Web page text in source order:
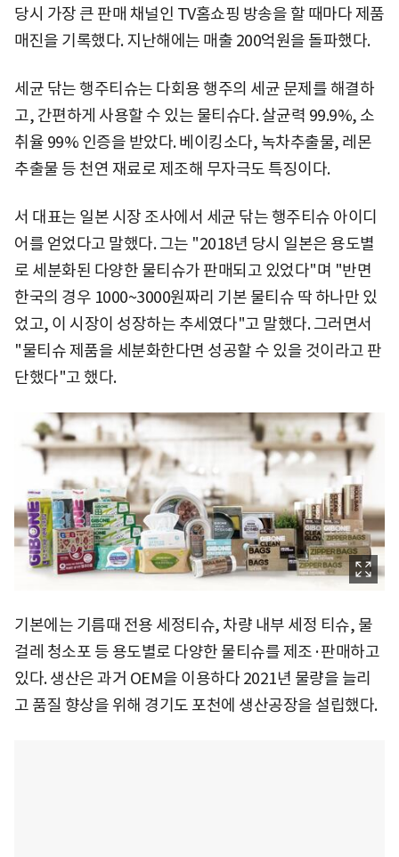
당시 가장 큰 판매 채널인 TV홈쇼핑 방송을 할 때마다 제품
매진을 기록했다. 지난해에는 매출 200억원을 돌파했다.
세균 닦는 행주티슈는 다회용 행주의 세균 문제를 해결하
고, 간편하게 사용할 수 있는 물티슈다. 살균력 99.9%, 소
취율 99% 인증을 받았다. 베이킹소다, 녹차추출물, 레몬
추출물 등 천연 재료로 제조해 무자극도 특징이다.
서 대표는 일본 시장 조사에서 세균 닦는 행주티슈 아이디
어를 얻었다고 말했다. 그는 "2018년 당시 일본은 용도별
로 세분화된 다양한 물티슈가 판매되고 있었다"며 "반면
한국의 경우 1000~3000원짜리 기본 물티슈 딱 하나만 있
었고, 이 시장이 성장하는 추세였다"고 말했다. 그러면서
"물티슈 제품을 세분화한다면 성공할 수 있을 것이라고 판
단했다"고 했다.
기본에는 기름때 전용 세정티슈, 차량 내부 세정 티슈, 물
걸레 청소포 등 용도별로 다양한 물티슈를 제조·판매하고
있다. 생산은 과거 OEM을 이용하다 2021년 물량을 늘리
고 품질 향상을 위해 경기도 포천에 생산공장을 설립했다.